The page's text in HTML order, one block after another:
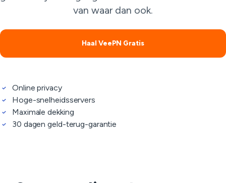
van waar dan ook.
Haal VeePN Gratis
Online privacy
Hoge-snelheidsservers
Maximale dekking
30 dagen geld-terug-garantie